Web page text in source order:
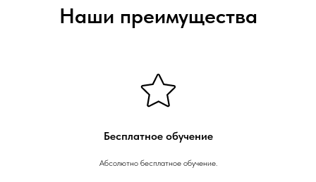
Наши преимущества
Бесплатное обучение
Абсолютно бесплатное обучение.